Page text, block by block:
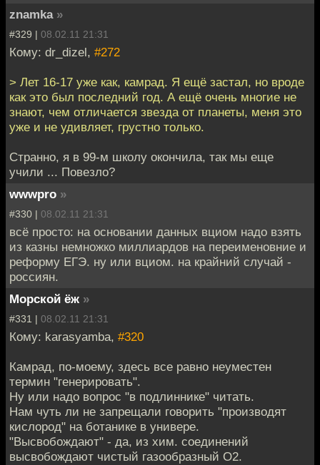
znamka »
#329 | 08.02.11 21:31
Кому: dr_dizel, #272
> Лет 16-17 уже как, камрад. Я ещё застал, но вроде
как это был последний год. А ещё очень многие не
знают, чем отличается звезда от планеты, меня это
уже и не удивляет, грустно только.
Странно, я в 99-м школу окончила, так мы еще
учили ... Повезло?
wwwpro »
#330 | 08.02.11 21:31
всё просто: на основании данных вциом надо взять
из казны немножко миллиардов на переименовние и
реформу ЕГЭ. ну или вциом. на крайний случай -
россиян.
Морской ёж »
#331 | 08.02.11 21:31
Кому: karasyamba, #320
Камрад, по-моему, здесь все равно неуместен
термин "генерировать".
Ну или надо вопрос "в подлиннике" читать.
Нам чуть ли не запрещали говорить "производят
кислород" на ботанике в универе.
"Высвобождают" - да, из хим. соединений
высвобождают чистый газообразный О2.